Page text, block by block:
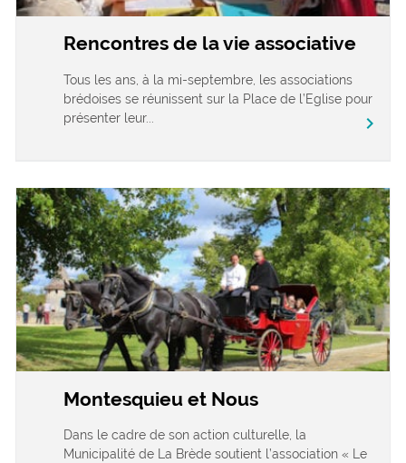
Rencontres de la vie associative
Tous les ans, à la mi-septembre, les associations
brédoises se réunissent sur la Place de l’Eglise pour
présenter leur...
chevron_right
Montesquieu et Nous
Dans le cadre de son action culturelle, la
Municipalité de La Brède soutient l’association « Le